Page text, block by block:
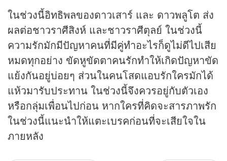
ในช่วงนี้อิทธิพลของดาวเสาร์ และ ดาวพลูโต ส่ง
ผลต่อชาวราศีสิงห์ และชาวราศีตุลย์ ในช่วงนี้
ความรักมักมีปัญหาคนที่มีคู่ทำอะไรก็ดูไม่ดีไปเสีย
หมดทุกอย่าง ขัดหูขัดตาคนรักทำให้เกิดปัญหาขัด
แย้งกันอยู่บ่อยๆ ส่วนในคนโสดแอบรักใครมักได้
แห้วมารับประทาน ในช่วงนี้จึงควรอยู่กับตัวเอง
หรือกลุ่มเพื่อนไปก่อน หากใครที่คิดจะสารภาพรัก
ในช่วงนี้แนะนำให้แตะเบรคก่อนที่จะเสียใจใน
ภายหลัง